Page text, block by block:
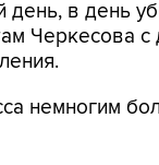
в день
Черкесова
немногим